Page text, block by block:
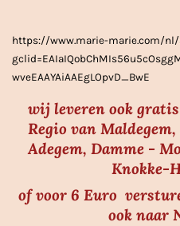
e
n
https://www.marie-marie.com/
wveEAAYAiAAEgLOpvD_BwE
wij leveren ook
Regio van
Adegem, Damme -
Knokke-
of voor 6 Euro
ook naar